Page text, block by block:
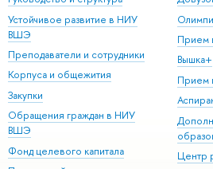
Устойчивое развитие в НИУ
ВШЭ
Преподаватели и сотрудники
Корпуса и общежития
Закупки
Обращения граждан в НИУ
ВШЭ
Фонд целевого капитала
Прием
Вышка+
Прием
Центр